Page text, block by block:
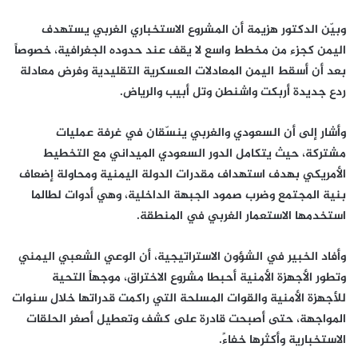
وبيّن الدكتور هزيمة أن المشروع الاستخباري الغربي يستهدف
اليمن كجزء من مخطط واسع لا يقف عند حدوده الجغرافية، خصوصاً
بعد أن أسقط اليمن المعادلات العسكرية التقليدية وفرض معادلة
ردع جديدة أربكت واشنطن وتل أبيب والرياض.
وأشار إلى أن السعودي والغربي ينسّقان في غرفة عمليات
مشتركة، حيث يتكامل الدور السعودي الميداني مع التخطيط
الأمريكي بهدف استهداف مقدرات الدولة اليمنية ومحاولة إضعاف
بنية المجتمع وضرب صمود الجبهة الداخلية، وهي أدوات لطالما
استخدمها الاستعمار الغربي في المنطقة.
وأفاد الخبير في الشؤون الاستراتيجية، أن الوعي الشعبي اليمني
وتطور الأجهزة الأمنية أحبطا مشروع الاختراق، موجهاً التحية
للأجهزة الأمنية والقوات المسلحة التي راكمت قدراتها خلال سنوات
المواجهة، حتى أصبحت قادرة على كشف وتعطيل أصغر الحلقات
الاستخبارية وأكثرها خفاءً.